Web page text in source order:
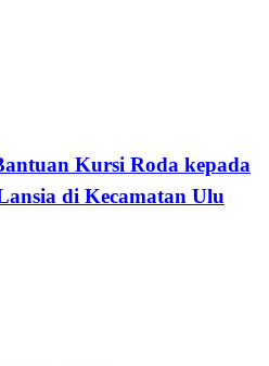
Kursi Roda kepada
di Kecamatan Ulu